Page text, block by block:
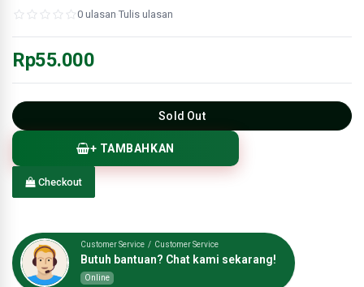
0 ulasan Tulis ulasan
Rp55.000
Sold Out
+ TAMBAHKAN
Checkout
Customer Service / Customer Service
Butuh bantuan? Chat kami sekarang!
Online